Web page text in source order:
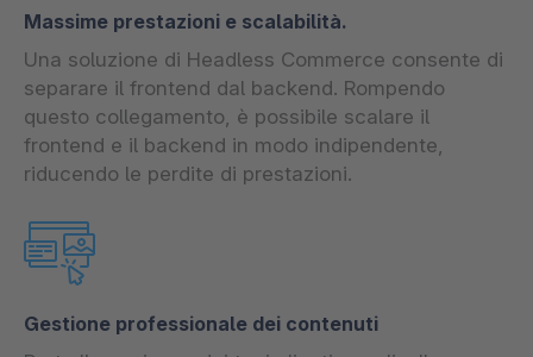
Massime prestazioni e scalabilità.
Una soluzione di Headless Commerce consente di
separare il frontend dal backend. Rompendo
questo collegamento, è possibile scalare il
frontend e il backend in modo indipendente,
riducendo le perdite di prestazioni.
Gestione professionale dei contenuti